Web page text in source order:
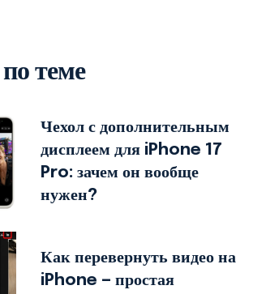
теме
Чехол с дополнительным
дисплеем для iPhone 17
Pro: зачем он вообще
нужен?
Как перевернуть видео на
iPhone — простая